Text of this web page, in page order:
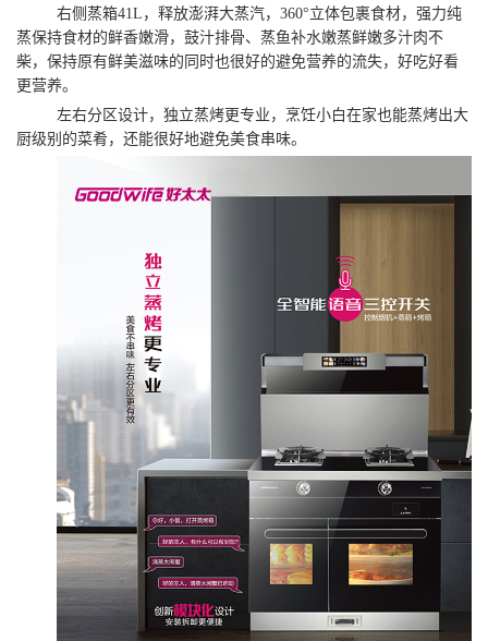
右侧蒸箱41L，释放澎湃大蒸汽，360°立体包裹食材，强力纯
蒸保持食材的鲜香嫩滑，鼓汁排骨、蒸鱼补水嫩蒸鲜嫩多汁肉不
柴，保持原有鲜美滋味的同时也很好的避免营养的流失，好吃好看
更营养。
左右分区设计，独立蒸烤更专业，烹饪小白在家也能蒸烤出大
厨级别的菜肴，还能很好地避免美食串味。